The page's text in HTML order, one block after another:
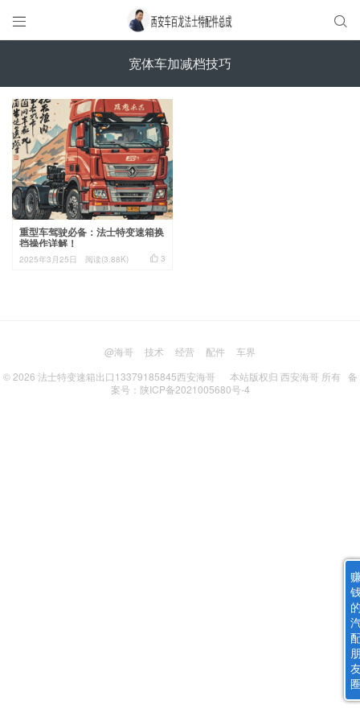
 
宽体车加减档技巧
重型车驾驶必备：法士特变速箱换
挡操作详解！
 3
2025年3月25日 阅读(3.88K)
@海哥 技术 经营 配件
车界
© 2026 法士特变速箱出口13379185845西安海哥 本站版权归 西安海哥 所有 备
案号：陕ICP备2021005680号-4